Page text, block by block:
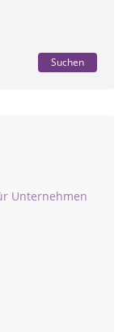
Suchen
Unternehmen